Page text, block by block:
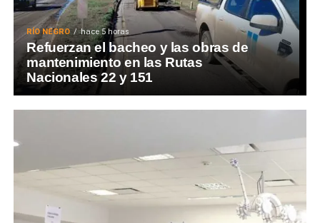
RÍO NEGRO hace 5 horas
Refuerzan el bacheo y las obras de
mantenimiento en las Rutas
Nacionales 22 y 151